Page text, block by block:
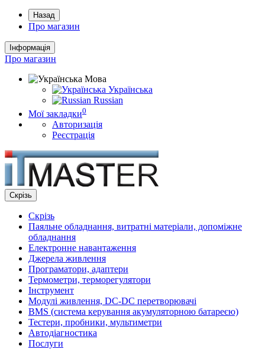
Назад
Про магазин
Інформація
Про магазин
Мова
Українська
Russian
Мої закладки0
Авторизація
Реєстрація
Скрізь
Скрізь
Паяльне обладнання, витратні матеріали, допоміжне
обладнання
Електронне навантаження
Джерела живлення
Програматори, адаптери
Термометри, терморегулятори
Інструмент
Модулі живлення, DC-DC перетворювачі
BMS (система керування акумуляторною батареєю)
Тестери, пробники, мультиметри
Автодіагностика
Послуги